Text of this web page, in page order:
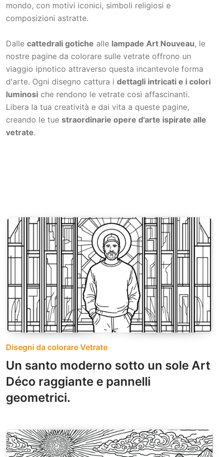
mondo, con motivi iconici, simboli religiosi e
composizioni astratte.
Dalle cattedrali gotiche alle lampade Art Nouveau, le
nostre pagine da colorare sulle vetrate offrono un
viaggio ipnotico attraverso questa incantevole forma
d'arte. Ogni disegno cattura i dettagli intricati e i colori
luminosi che rendono le vetrate così affascinanti.
Libera la tua creatività e dai vita a queste pagine,
creando le tue straordinarie opere d'arte ispirate alle
vetrate.
Disegni da colorare Vetrate
Un santo moderno sotto un sole Art
Déco raggiante e pannelli
geometrici.